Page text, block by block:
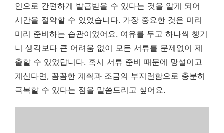
인으로 간편하게 발급받을 수 있다는 것을 알게 되어
시간을 절약할 수 있었습니다. 가장 중요한 것은 미리
미리 준비하는 습관이었어요. 여유를 두고 하나씩 챙기
니 생각보다 큰 어려움 없이 모든 서류를 문제없이 제
출할 수 있었답니다. 혹시 서류 준비 때문에 망설이고
계신다면, 꼼꼼한 계획과 조금의 부지런함으로 충분히
극복할 수 있다는 점을 말씀드리고 싶어요.